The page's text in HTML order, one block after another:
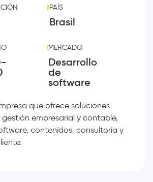
PAÍS
Brasil
MERCADO
Desarrollo
de
software
que ofrece soluciones
empresarial y contable,
contenidos, consultoría y